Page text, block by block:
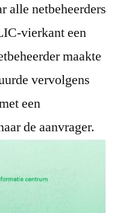
alle netbeheerders
vierkant een
maakte
vervolgens
een
de aanvrager.